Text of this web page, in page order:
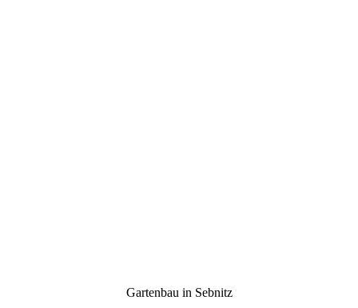
Gartenbau in Sebnitz